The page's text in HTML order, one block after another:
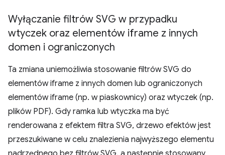
Wyłączanie filtrów SVG w przypadku
wtyczek oraz elementów iframe z innych
domen i ograniczonych
Ta zmiana uniemożliwia stosowanie filtrów SVG do
elementów iframe z innych domen lub ograniczonych
elementów iframe (np. w piaskownicy) oraz wtyczek (np.
plików PDF). Gdy ramka lub wtyczka ma być
renderowana z efektem filtra SVG, drzewo efektów jest
przeszukiwane w celu znalezienia najwyższego elementu